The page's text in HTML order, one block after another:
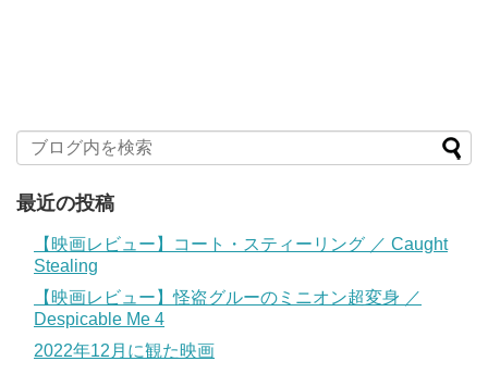
最近の投稿
【映画レビュー】コート・スティーリング ／ Caught
Stealing
【映画レビュー】怪盗グルーのミニオン超変身 ／
Despicable Me 4
2022年12月に観た映画